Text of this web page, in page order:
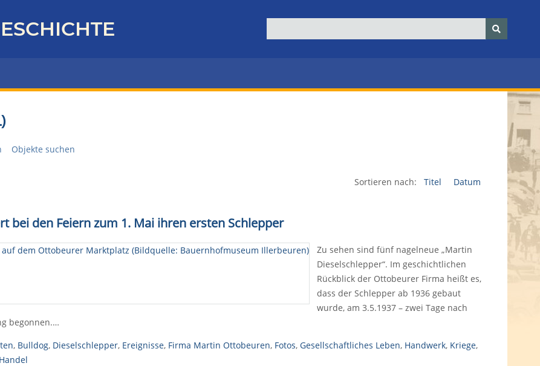
Objekte suchen
Sortieren nach: Titel Datum
bei den Feiern zum 1. Mai ihren ersten Schlepper
Zu sehen sind fünf nagelneue „Martin
Dieselschlepper“. Im geschichtlichen
Rückblick der Ottobeurer Firma heißt es,
dass der Schlepper ab 1936 gebaut
wurde, am 3.5.1937 – zwei Tage nach
begonnen.…
, Bulldog, Dieselschlepper, Ereignisse, Firma Martin Ottobeuren, Fotos, Gesellschaftliches Leben, Handwerk, Kriege,